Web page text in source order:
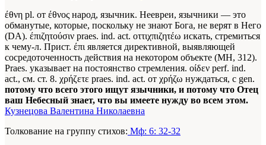
έθνη pl. от έθνος народ, язычник. Неевреи, язычники — это
обманутые, которые, поскольку не знают Бога, не верят в Него
(DA). έπιζητούσιν praes. ind. act. οττιχπιζητέω искать, стремиться
к чему-л. Прист. έπι является директивной, выявляющей
сосредоточенность действия на некотором объекте (МН, 312).
Praes. указывает на постоянство стремления. οίδεν perf. ind.
act., см. ст. 8. χρήζετε praes. ind. act. от χρήζω нуждаться, с gen.
потому что всего этого ищут язычники, и потому что Отец
ваш Небесный знает, что вы имеете нужду во всем этом.
Кузнецова Валентина Николаевна
Толкование на группу стихов: Мф: 6: 32-32